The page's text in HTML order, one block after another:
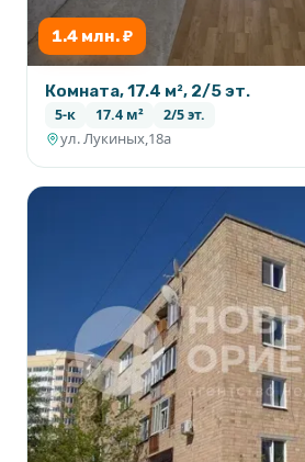
1.4 млн. ₽
Комната, 17.4 м², 2/5 эт.
5-к 17.4 м² 2/5 эт.
ул. Лукиных,18а